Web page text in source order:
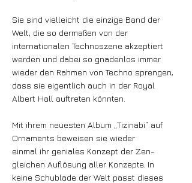
Sie sind vielleicht die einzige Band der
Welt, die so dermaßen von der
internationalen Technoszene akzeptiert
werden und dabei so gnadenlos immer
wieder den Rahmen von Techno sprengen,
dass sie eigentlich auch in der Royal
Albert Hall auftreten könnten.
Mit ihrem neuesten Album „Tizinabi“ auf
Ornaments beweisen sie wieder
einmal ihr geniales Konzept der Zen-
gleichen Auflösung aller Konzepte. In
keine Schublade der Welt passt dieses